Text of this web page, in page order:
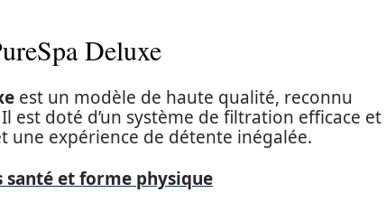
Deluxe
est un modèle de haute qualité, reconnu
est doté d’un système de filtration efficace et
une expérience de détente inégalée.
santé et forme physique